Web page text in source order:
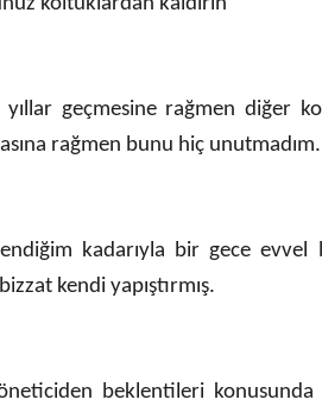
koltuklardan kaldırın”
geçmesine rağmen diğer
rağmen bunu hiç unutmadım.
kadarıyla bir gece
kendi yapıştırmış.
beklentileri konusunda